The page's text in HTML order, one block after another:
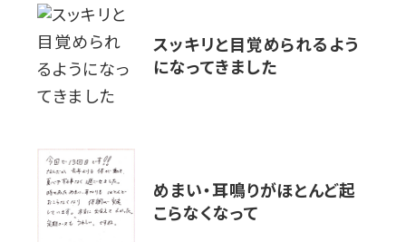
スッキリと目覚められるよう
になってきました
めまい・耳鳴りがほとんど起
こらなくなって